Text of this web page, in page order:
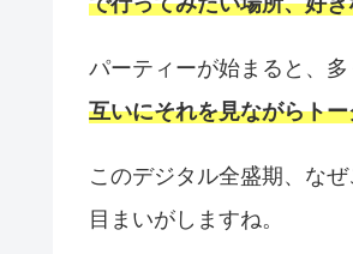
パーティーが始まると、多
互いにそれを見ながらト
このデジタル全盛期、な
目まいがしますね。